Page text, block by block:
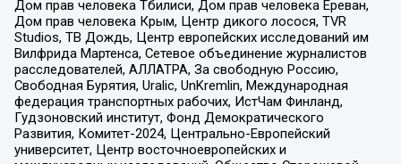
Дом прав человека Тбилиси, Дом прав человека Ереван,
Дом прав человека Крым, Центр дикого лосося, TVR
Studios, ТВ Дождь, Центр европейских исследований им
Вилфрида Мартенса, Сетевое объединение журналистов
расследователей, АЛЛАТРА, За свободную Россию,
Свободная Бурятия, Uralic, UnKremlin, Международная
федерация транспортных рабочих, ИстЧам Финланд,
Гудзоновский институт, Фонд Демократического
Развития, Комитет-2024, Центрально-Европейский
университет, Центр восточноевропейских и